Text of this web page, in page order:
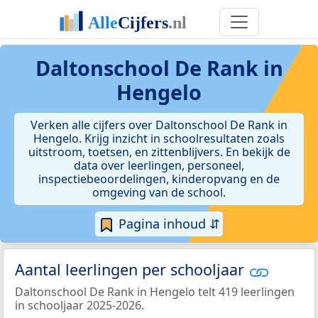
Daltonschool De Rank in
Hengelo
Verken alle cijfers over Daltonschool De Rank in
Hengelo. Krijg inzicht in schoolresultaten zoals
uitstroom, toetsen, en zittenblijvers. En bekijk de
data over leerlingen, personeel,
inspectiebeoordelingen, kinderopvang en de
omgeving van de school.
Pagina inhoud ⇵
Aantal leerlingen per schooljaar
Daltonschool De Rank in Hengelo telt 419 leerlingen
in schooljaar 2025-2026.